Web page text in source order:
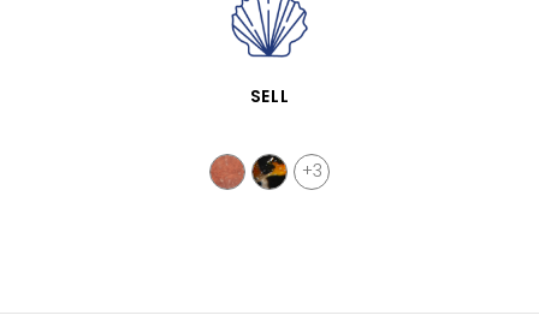
VISTA RÁPIDA
SELL
+3